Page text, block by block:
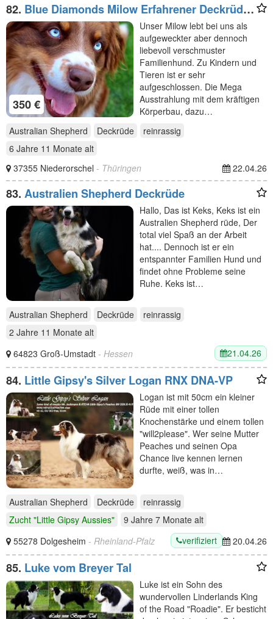
82. Blue Diamonds Milow Erfahrener Deckrüde
Australian Shepherd
350 €
Unser Milow lebt bei uns als
aufgeweckter aber dennoch
liebevoll verschmuster
Familienhund. Zu Kindern und
Tieren ist er sehr
aufgeschlossen. Die Mega
Ausstrahlung mit dem kräftigen
Körperbau, dazu…
Australian Shepherd
Deckrüde
reinrassig
6 Jahre 11 Monate alt
37355 Niederorschel - Thüringen 22.04.26
83. Australien Shepherd Deckrüde
Hallo, Das ist Keks, Keks ist ein
Australien Shepherd rüde, Der
total viel Spaß an der Arbeit
hat.... Dennoch ist er ein
entspannter Familien Hund und
findet ohne Probleme seine
Ruhe. Keks ist…
Australian Shepherd Deckrüde
reinrassig
2 Jahre 11 Monate alt
64823 Groß-Umstadt - Hessen 21.04.26
84. Little Gipsy's Silver Logan RNX DNA-VP
Logan ist mit 50cm ein kleiner
Rüde mit einer tollen
Knochenstärke und einem tollen
"will2please". Wer seine Mutter
Peaches und seinen Opa
Chance live kennen lernen
durfte, weiß, was in…
Australian Shepherd Deckrüde
reinrassig
Zucht "Little Gipsy Aussies"
9 Jahre 7 Monate alt
55278 Dolgesheim - Rheinland-Pfalz verifiziert 20.04.26
85. Luke vom Breyer Tal
Luke ist ein Sohn des
wundervollen Linderlands King
of the Road "Roadie". Er besticht